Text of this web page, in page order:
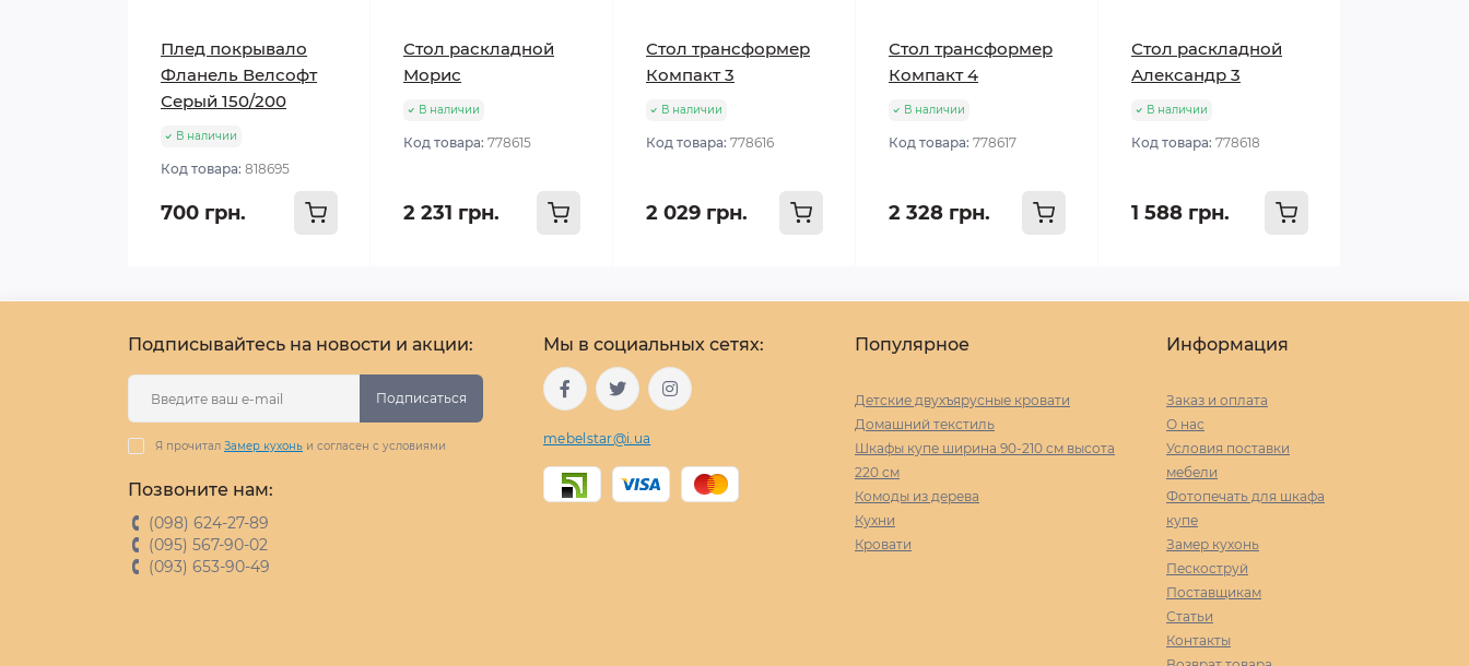
Плед покрывало
Фланель Велсофт
Серый 150/200
В наличии
Код товара: 818695
700 грн.
Стол раскладной
Морис
В наличии
Код товара: 778615
2 231 грн.
Стол трансформер
Компакт 3
В наличии
Код товара: 778616
2 029 грн.
Стол трансформер
Компакт 4
В наличии
Код товара: 778617
2 328 грн.
Стол раскладной
Александр 3
В наличии
Код товара: 778618
1 588 грн.
Подписывайтесь на новости и акции:
Подписаться
Я прочитал Замер кухонь и согласен с условиями
Позвоните нам:
(098) 624-27-89
(095) 567-90-02
(093) 653-90-49
Мы в социальных сетях:
mebelstar@i.ua
Популярное
Детские двухъярусные кровати
Домашний текстиль
Шкафы купе ширина 90-210 cм высота
220 cм
Комоды из дерева
Кухни
Кровати
Информация
Заказ и оплата
О нас
Условия поставки
мебели
Фотопечать для шкафа
купе
Замер кухонь
Пескоструй
Поставщикам
Статьи
Контакты